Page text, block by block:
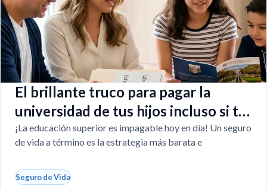
El brillante truco para pagar la
universidad de tus hijos incluso si tú
faltas
¡La educación superior es impagable hoy en día! Un seguro
de vida a término es la estrategia más barata e
Seguro de Vida